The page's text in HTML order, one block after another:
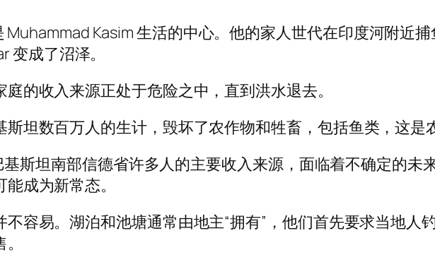
Muhammad Kasim 生活的中心。他的家人世代在印度河附近
变成了沼泽。
的收入来源正处于危险之中，直到洪水退去。
坦数百万人的生计，毁坏了农作物和牲畜，包括鱼类，这是
斯坦南部信德省许多人的主要收入来源，面临着不确定的未
成为新常态。
容易。湖泊和池塘通常由地主“拥有”，他们首先要求当地人